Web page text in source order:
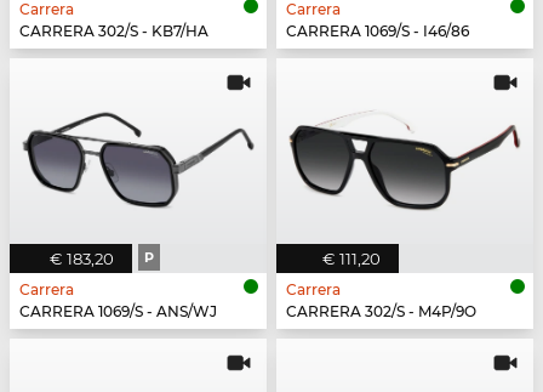
Carrera
CARRERA 302/S - KB7/HA
Carrera
CARRERA 1069/S - I46/86
€ 183,20 P
Carrera
CARRERA 1069/S - ANS/WJ
€ 111,20
Carrera
CARRERA 302/S - M4P/9O